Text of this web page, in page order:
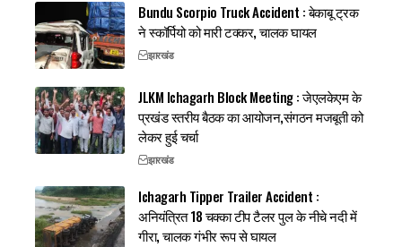
Bundu Scorpio Truck Accident : बेकाबू ट्रक
ने स्कॉर्पियो को मारी टक्कर, चालक घायल
झारखंड
JLKM Ichagarh Block Meeting : जेएलकेएम के
प्रखंड स्तरीय बैठक का आयोजन,संगठन मजबूती को
लेकर हुई चर्चा
झारखंड
Ichagarh Tipper Trailer Accident :
अनियंत्रित 18 चक्का टीप टैलर पुल के नीचे नदी में
गीरा, चालक गंभीर रूप से घायल